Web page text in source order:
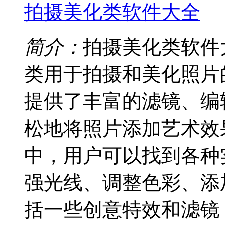
拍摄美化类软件大全
简介： 拍摄美化类软
类用于拍摄和美化照
提供了丰富的滤镜、
松地将照片添加艺术
中，用户可以找到各
强光线、调整色彩、
括一些创意特效和滤